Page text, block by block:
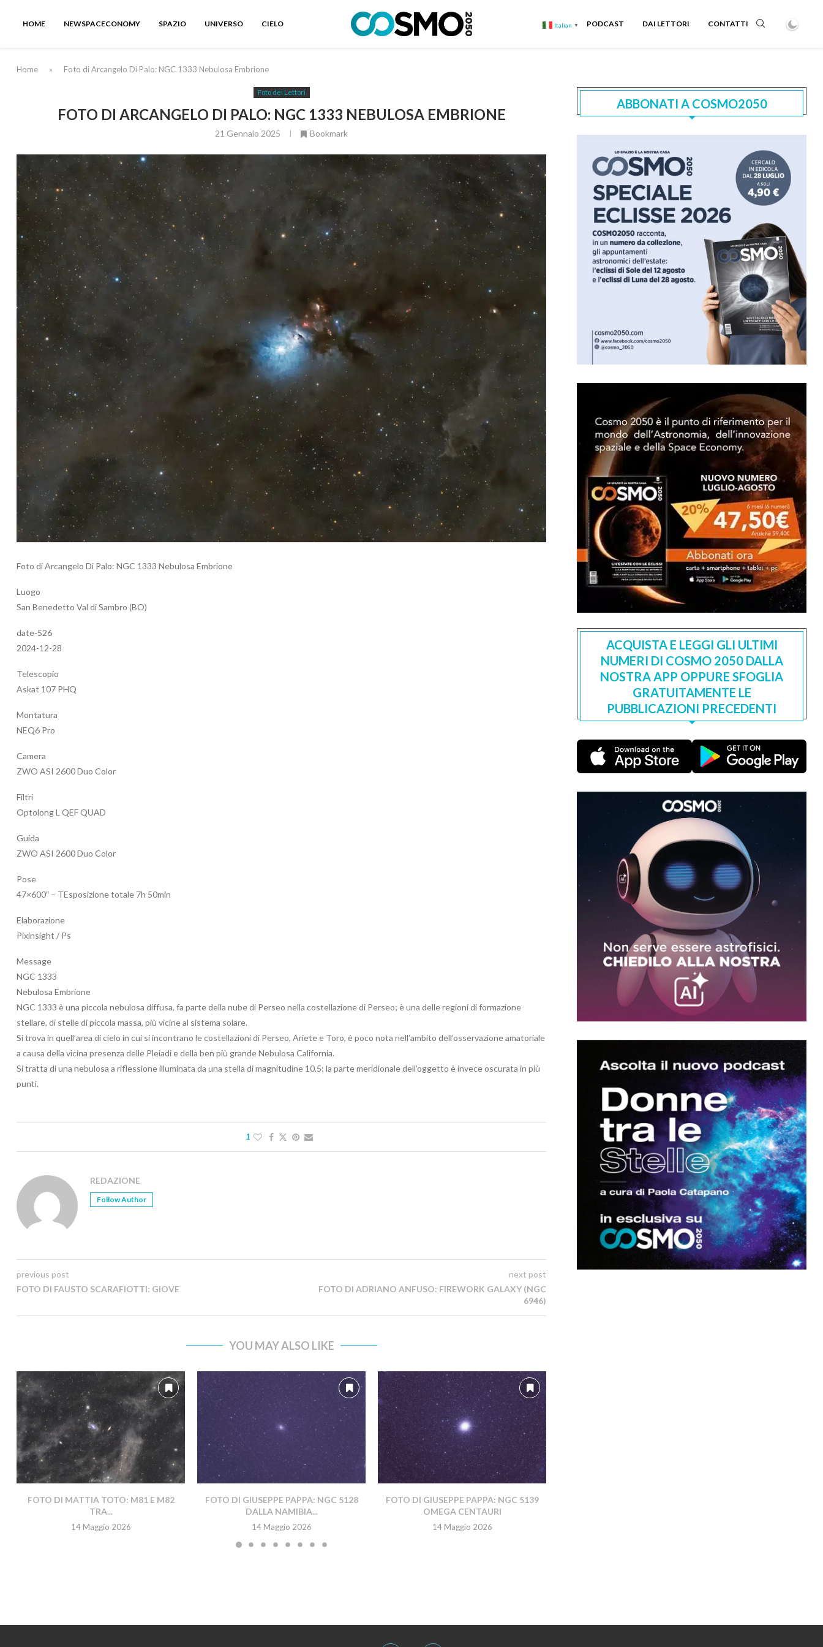
HOME NEWSPACECONOMY SPAZIO UNIVERSO CIELO Italian ▼ PODCAST DAI LETTORI CONTATTI
Home » Foto di Arcangelo Di Palo: NGC 1333 Nebulosa Embrione
Foto dei Lettori
FOTO DI ARCANGELO DI PALO: NGC 1333 NEBULOSA EMBRIONE
21 Gennaio 2025 Bookmark
Foto di Arcangelo Di Palo: NGC 1333 Nebulosa Embrione
Luogo
San Benedetto Val di Sambro (BO)
date-526
2024-12-28
Telescopio
Askat 107 PHQ
Montatura
NEQ6 Pro
Camera
ZWO ASI 2600 Duo Color
Filtri
Optolong L QEF QUAD
Guida
ZWO ASI 2600 Duo Color
Pose
47×600″ – TEsposizione totale 7h 50min
Elaborazione
Pixinsight / Ps
Message
NGC 1333
Nebulosa Embrione
NGC 1333 è una piccola nebulosa diffusa, fa parte della nube di Perseo nella costellazione di Perseo; è una delle regioni di formazione
stellare, di stelle di piccola massa, più vicine al sistema solare.
Si trova in quell’area di cielo in cui si incontrano le costellazioni di Perseo, Ariete e Toro, è poco nota nell’ambito dell’osservazione amatoriale
a causa della vicina presenza delle Pleiadi e della ben più grande Nebulosa California.
Si tratta di una nebulosa a riflessione illuminata da una stella di magnitudine 10,5; la parte meridionale dell’oggetto è invece oscurata in più
punti.
1
REDAZIONE
Follow Author
previous post
FOTO DI FAUSTO SCARAFIOTTI: GIOVE
next post
FOTO DI ADRIANO ANFUSO: FIREWORK GALAXY (NGC
6946)
YOU MAY ALSO LIKE
FOTO DI MATTIA TOTO: M81 E M82
TRA...
14 Maggio 2026
FOTO DI GIUSEPPE PAPPA: NGC 5128
DALLA NAMIBIA...
14 Maggio 2026
FOTO DI GIUSEPPE PAPPA: NGC 5139
OMEGA CENTAURI
14 Maggio 2026
ABBONATI A COSMO2050
ACQUISTA E LEGGI GLI ULTIMI
NUMERI DI COSMO 2050 DALLA
NOSTRA APP OPPURE SFOGLIA
GRATUITAMENTE LE
PUBBLICAZIONI PRECEDENTI